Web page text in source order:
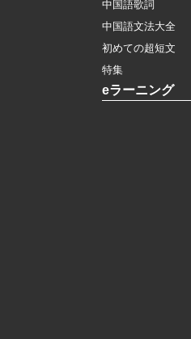
中国語歌詞
中国語文法大全
初めての超短文
特集
eラーニング